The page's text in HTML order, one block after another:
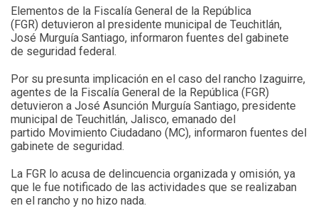
Elementos de la Fiscalía General de la República
(FGR) detuvieron al presidente municipal de Teuchitlán,
José Murguía Santiago, informaron fuentes del gabinete
de seguridad federal.
Por su presunta implicación en el caso del rancho Izaguirre,
agentes de la Fiscalía General de la República (FGR)
detuvieron a José Asunción Murguía Santiago, presidente
municipal de Teuchitlán, Jalisco, emanado del
partido Movimiento Ciudadano (MC), informaron fuentes del
gabinete de seguridad.
La FGR lo acusa de delincuencia organizada y omisión, ya
que le fue notificado de las actividades que se realizaban
en el rancho y no hizo nada.